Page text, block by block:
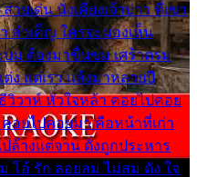
วยเด่น นั่งเคียงเจ้าบ่าว ที่เขา
ลำเค็ญ ใครจะมองเห็น
บม ต้องมาขื่นขม เศร้าตรม
ง แต่เรา แล้งมาหลายปี
วิวาห์ หัวใจหล้า คอยไปคอย
อยไปคอยมา คือหน้าที่เก่า
ล้างแต่จาน ดั่งถูกประหาร
โอ้ รัก ลอยลม ไม่สม ดัง ใจ